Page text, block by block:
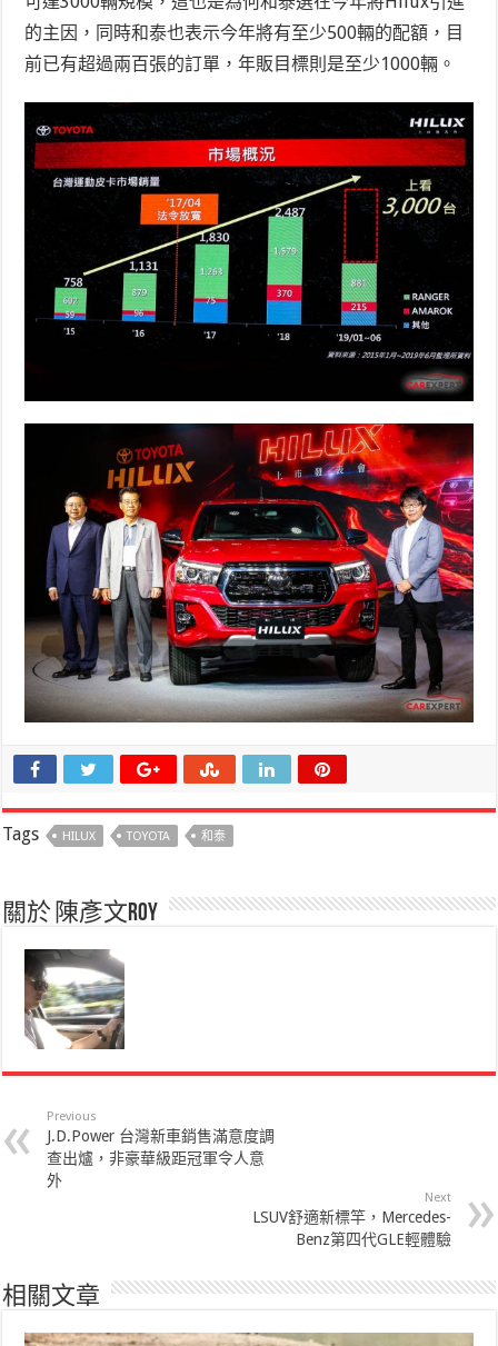
的主因，同時和泰也表示今年將有至少500輛的配額，目
前已有超過兩百張的訂單，年販目標則是至少1000輛。
Tags HILUX TOYOTA 和泰
關於 陳彥文Roy
Previous
J.D.Power 台灣新車銷售滿意度調
查出爐，非豪華級距冠軍令人意
外
Next
LSUV舒適新標竿，Mercedes-
Benz第四代GLE輕體驗
相關文章